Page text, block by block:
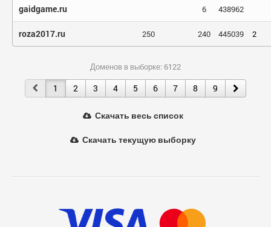
gaidgame.ru 6 438962
roza2017.ru 250 240 445039 2
Доменов в выборке: 6122
1 2 3 4 5 6 7 8 9
Скачать весь список
Скачать текущую выборку